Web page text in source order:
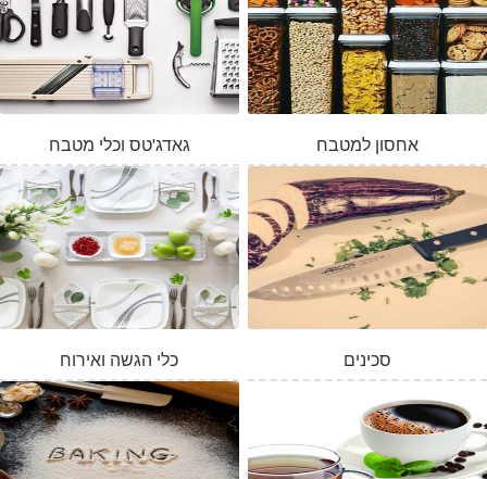
גאדג'טס וכלי מטבח אחסון למטבח
כלי הגשה ואירוח סכינים